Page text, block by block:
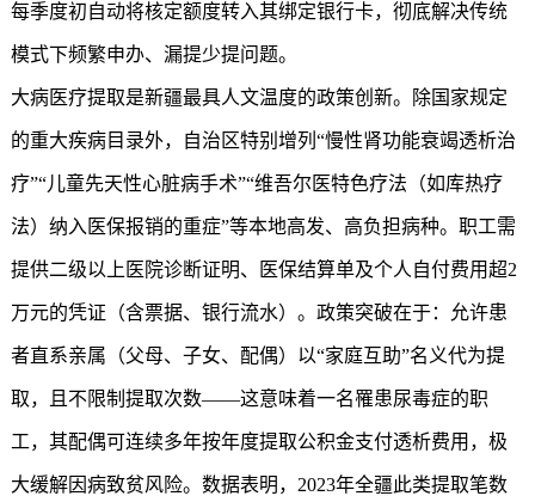
每季度初自动将核定额度转入其绑定银行卡，彻底解决传统
模式下频繁申办、漏提少提问题。
大病医疗提取是新疆最具人文温度的政策创新。除国家规定
的重大疾病目录外，自治区特别增列“慢性肾功能衰竭透析治
疗”“儿童先天性心脏病手术”“维吾尔医特色疗法（如库热疗
法）纳入医保报销的重症”等本地高发、高负担病种。职工需
提供二级以上医院诊断证明、医保结算单及个人自付费用超2
万元的凭证（含票据、银行流水）。政策突破在于：允许患
者直系亲属（父母、子女、配偶）以“家庭互助”名义代为提
取，且不限制提取次数——这意味着一名罹患尿毒症的职
工，其配偶可连续多年按年度提取公积金支付透析费用，极
大缓解因病致贫风险。数据表明，2023年全疆此类提取笔数